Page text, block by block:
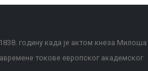
годину када је актом кнеза Милоша
токове европског академског